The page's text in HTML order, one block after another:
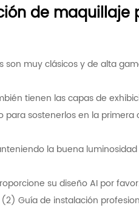
de maquillaje
muy clásicos y de alta
tienen las capas de
sostenerlos en la primera
la buena
su diseño AI por
Guía de instalación